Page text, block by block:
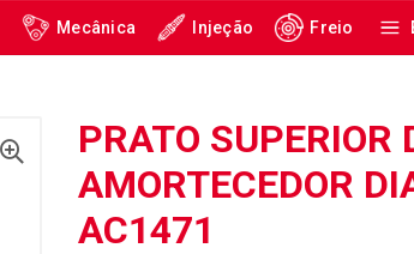
Mecânica Injeção Freio
PRATO SUPERIOR
AMORTECEDOR
AC1471